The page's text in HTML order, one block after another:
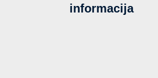
informacija